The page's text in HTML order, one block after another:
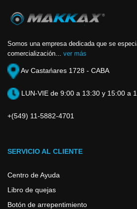
Somos una empresa dedicada que se
comercialización... ver más
Av Castańares 1728 - CABA
LUN-VIE de 9:00 a 13:30 y 15:00 a
+(549) 11-5882-4701
SERVICIO AL CLIENTE
Centro de Ayuda
Libro de quejas
Botón de arrepentimiento